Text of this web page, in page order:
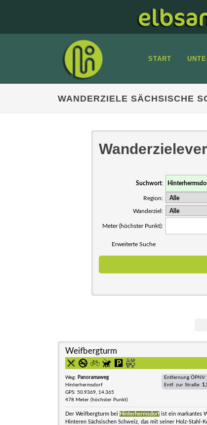
START
WANDERZIELE SÄCHSISCHE
Suchwort:
Region:
Wanderziel:
Meter (höchster Punkt):
Erweiterte Suche
Weifbergturm
Weg: Panoramaweg
Hinterhermsdorf
GPS: 50.9369, 14.365
478 Meter (höchster Punkt)
Entfernung ÖPNV:
Entf. zur Straße:
Der Weifbergturm bei Hinterhermsdorf ist ein markantes
Hinteren Sächsischen Schweiz, das mit seiner Holz-Stahl-